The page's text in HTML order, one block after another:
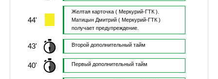
44'
Желтая карточка ( Меркурий-ГТК ).
Матицын Дмитрий( Меркурий-ГТК )
получает предупреждение.
43' Второй дополнительный тайм
40' Первый дополнительный тайм